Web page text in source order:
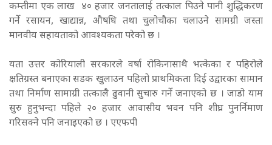
कम्तीमा एक लाख ४० हजार जनतालाई तत्काल पिउने पानी शुद्धिकरण
गर्ने रसायन, खाद्यान्न, औषधि तथा चुलोचौका चलाउने सामग्री जस्ता
मानवीय सहायताको आवश्यकता परेको छ ।
यता उत्तर कोरियाली सरकारले वर्षा रोकिनासाथै भत्केका र पहिरोले
क्षतिग्रस्त बनाएका सडक खुलाउन पहिलो प्राथमिकता दिई उद्वारका सामान
तथा निर्माण सामाग्री तत्कालै ढुवानी सुचारु गर्ने जनाएको छ ।जाडो याम
सुरु हुनुभन्दा पहिले २० हजार आवासीय भवन पनि शीघ्र पुनर्निमाण
गरिसक्ने पनि जनाइएको छ । एएफपी